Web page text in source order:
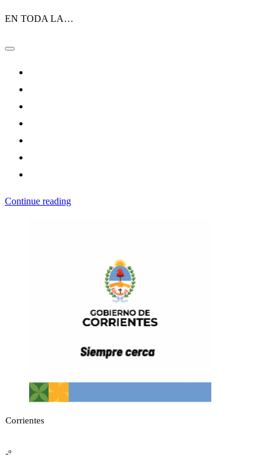
EN TODA LA…
Continue reading
Corrientes
-º